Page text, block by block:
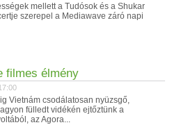
mellett a Tudósok és a Shukar
szerepel a Mediawave záró napi
filmes élmény
Vietnám csodálatosan nyüzsgő,
fülledt vidékén ejtőztünk a
az Agora...